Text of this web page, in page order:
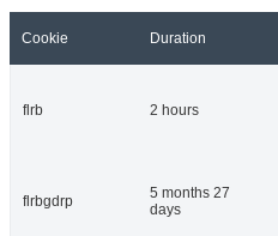
Cookie Duration
flrb 2 hours
flrbgdrp
5 months 27
days